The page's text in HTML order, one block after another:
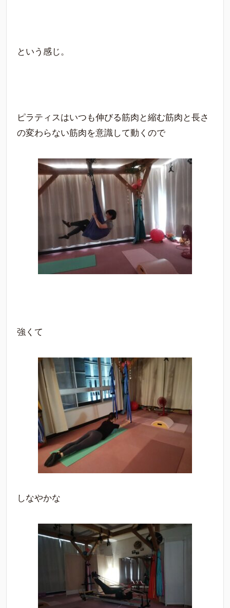
という感じ。
ピラティスはいつも伸びる筋肉と縮む筋肉と長さ
の変わらない筋肉を意識して動くので
強くて
しなやかな